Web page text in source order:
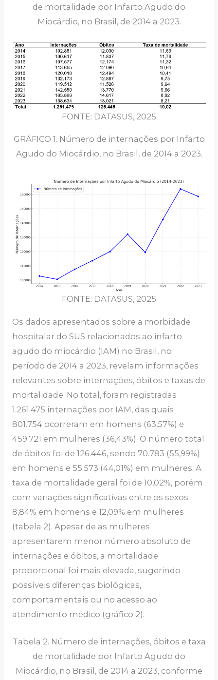
de mortalidade por Infarto Agudo do
Miocárdio, no Brasil, de 2014 a 2023.
FONTE: DATASUS, 2025
GRÁFICO 1. Número de internações por Infarto
Agudo do Miocárdio, no Brasil, de 2014 a 2023.
FONTE: DATASUS, 2025
Os dados apresentados sobre a morbidade
hospitalar do SUS relacionados ao infarto
agudo do miocárdio (IAM) no Brasil, no
período de 2014 a 2023, revelam informações
relevantes sobre internações, óbitos e taxas de
mortalidade. No total, foram registradas
1.261.475 internações por IAM, das quais
801.754 ocorreram em homens (63,57%) e
459.721 em mulheres (36,43%). O número total
de óbitos foi de 126.446, sendo 70.783 (55,99%)
em homens e 55.573 (44,01%) em mulheres. A
taxa de mortalidade geral foi de 10,02%, porém
com variações significativas entre os sexos:
8,84% em homens e 12,09% em mulheres
(tabela 2). Apesar de as mulheres
apresentarem menor número absoluto de
internações e óbitos, a mortalidade
proporcional foi mais elevada, sugerindo
possíveis diferenças biológicas,
comportamentais ou no acesso ao
atendimento médico (gráfico 2).
Tabela 2. Número de internações, óbitos e taxa
de mortalidade por Infarto Agudo do
Miocárdio, no Brasil, de 2014 a 2023, conforme